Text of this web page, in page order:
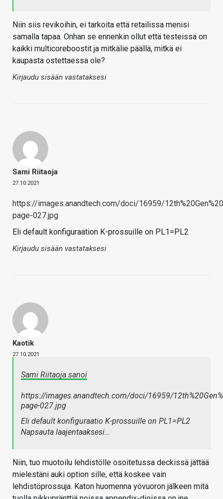
Niin siis revikoihin, ei tarkoita että retailissa menisi
samalla tapaa. Onhan se ennenkin ollut että testeissä on
kaikki multicoreboostit ja mitkälie päällä, mitkä ei
kaupasta ostettaessa ole?
Kirjaudu sisään vastataksesi
Sami Riitaoja
27.10.2021
https://images.anandtech.com/doci/16959/
page-027.jpg
Eli default konfiguraation K-prossuille on PL1=PL2
Kirjaudu sisään vastataksesi
Kaotik
27.10.2021
Sami Riitaoja sanoi
https://images.anandtech.com/doci/16959/
page-027.jpg
Eli default konfiguraatio K-prossuille on PL1=PL2
Napsauta laajentaaksesi…
Niin, tuo muotoilu lehdistölle osoitetussa deckissä jättää
mielestäni auki option sille, että koskee vain
lehdistöprossuja. Katon huomenna yövuoron jälkeen mitä